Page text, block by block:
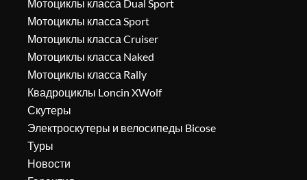
Мотоциклы класса Dual Sport
Мотоциклы класса Sport
Мотоциклы класса Cruiser
Мотоциклы класса Naked
Мотоциклы класса Rally
Квадроциклы Loncin XWolf
Скутеры
Электроскутеры и велосипеды Bicose
Туры
Новости